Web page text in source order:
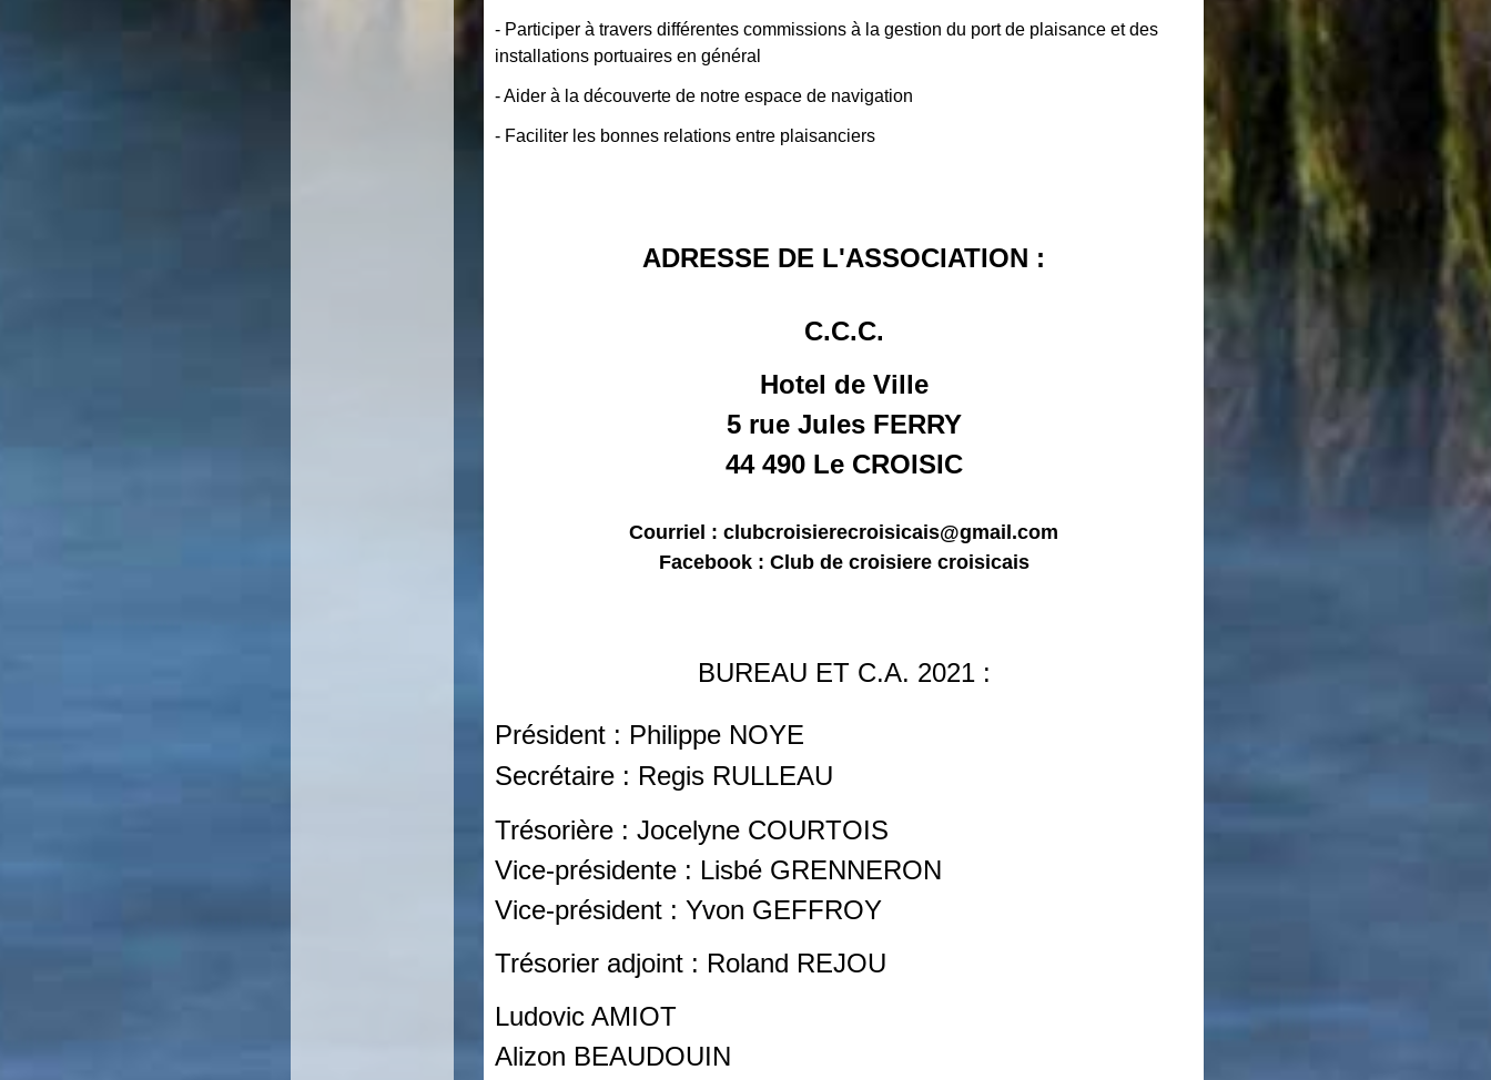
- Participer à travers différentes commissions à la gestion du port de plaisance et des
installations portuaires en général
- Aider à la découverte de notre espace de navigation
- Faciliter les bonnes relations entre plaisanciers
ADRESSE DE L'ASSOCIATION :
C.C.C.
Hotel de Ville
5 rue Jules FERRY
44 490 Le CROISIC
Courriel : clubcroisierecroisicais@gmail.com
Facebook : Club de croisiere croisicais
BUREAU ET C.A. 2021 :
Président : Philippe NOYE
Secrétaire : Regis RULLEAU
Trésorière : Jocelyne COURTOIS
Vice-présidente : Lisbé GRENNERON
Vice-président :Yvon GEFFROY
Trésorier adjoint : Roland REJOU
Ludovic AMIOT
Alizon BEAUDOUIN